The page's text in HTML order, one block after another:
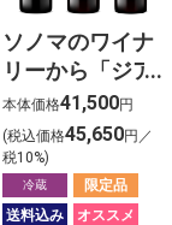
ソノマのワイナ
リーから「ジア
レナ ワイナリ
ー」の赤ワイン
３本セット
2025年版
本体価格41,500円
(税込価格45,650円／
税10%)
冷蔵
限定品
送料込み
オススメ